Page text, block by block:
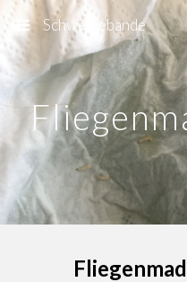
Skip to main content
Schweinebande